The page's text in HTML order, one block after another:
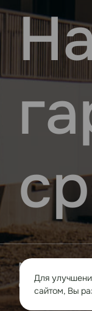
Мы создаём
среду
Для
сайтом, Вы